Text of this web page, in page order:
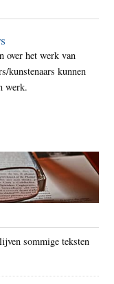
over het werk van
kunstenaars kunnen
werk.
sommige teksten